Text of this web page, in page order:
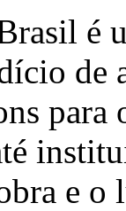
é
para
e